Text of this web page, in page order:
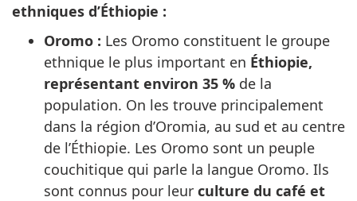
ethniques d’Éthiopie :
Oromo : Les Oromo constituent le groupe
ethnique le plus important en Éthiopie,
représentant environ 35 % de la
population. On les trouve principalement
dans la région d’Oromia, au sud et au centre
de l’Éthiopie. Les Oromo sont un peuple
couchitique qui parle la langue Oromo. Ils
sont connus pour leur culture du café et